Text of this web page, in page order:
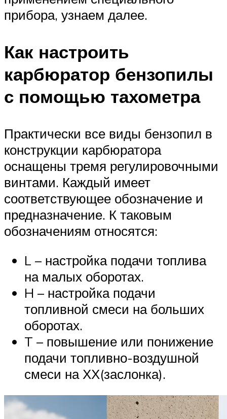
прибора, узнаем далее.
Как настроить
карбюратор бензопилы
с помощью тахометра
Практически все виды бензопил в
конструкции карбюратора
оснащены тремя регулировочными
винтами. Каждый имеет
соответствующее обозначение и
предназначение. К таковым
обозначениям относятся:
L – настройка подачи топлива
на малых оборотах.
H – настройка подачи
топливной смеси на больших
оборотах.
T – повышение или понижение
подачи топливно-воздушной
смеси на ХХ(заслонка).